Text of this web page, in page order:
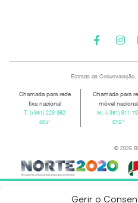
Gerir o
Estrada da
Chamada para rede
fixa nacional
T.(+351) 229 382
504*
Chamada para
móvel nacional
M. (+351) 911
075**
© 2026